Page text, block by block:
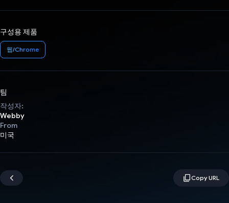
구성용 제품
웹/Chrome
팀
작성자:
Webby
From
미국